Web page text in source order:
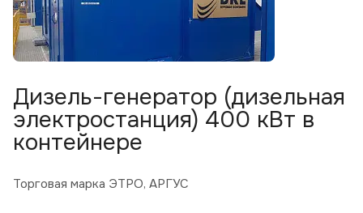
Дизель-генератор (дизельная
электростанция) 400 кВт в
контейнере
Торговая марка ЭТРО, АРГУС